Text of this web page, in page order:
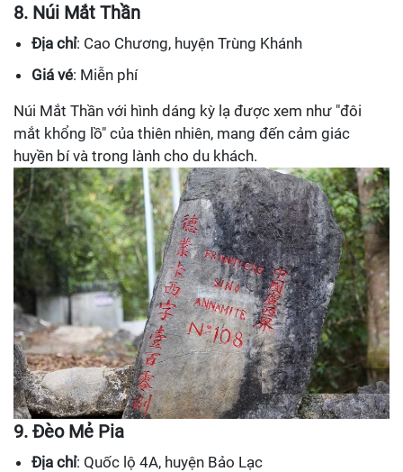
8. Núi Mắt Thần
Địa chỉ: Cao Chương, huyện Trùng Khánh
Giá vé: Miễn phí
Núi Mắt Thần với hình dáng kỳ lạ được xem như "đôi
mắt khổng lồ" của thiên nhiên, mang đến cảm giác
huyền bí và trong lành cho du khách.
9. Đèo Mẻ Pia
Địa chỉ: Quốc lộ 4A, huyện Bảo Lạc